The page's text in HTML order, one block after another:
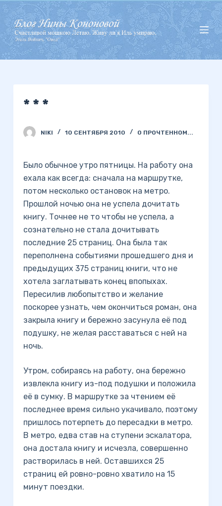
П
е
р
е
й
* * *
NIKI 10 СЕНТЯБРЯ 2010 О ПРОЧТЕННОМ...
Было обычное утро пятницы. На работу она
ехала как всегда: сначала на маршрутке,
потом несколько остановок на метро.
Прошлой ночью она не успела дочитать
книгу. Точнее не то чтобы не успела, а
сознательно не стала дочитывать
последние 25 страниц. Она была так
переполнена событиями прошедшего дня и
предыдущих 375 страниц книги, что не
хотела заглатывать конец впопыхах.
Пересилив любопытство и желание
поскорее узнать, чем окончиться роман, она
закрыла книгу и бережно засунула её под
подушку, не желая расставаться с ней на
ночь.
Утром, собираясь на работу, она бережно
извлекла книгу из-под подушки и положила
её в сумку. В маршрутке за чтением её
последнее время сильно укачивало, поэтому
пришлось потерпеть до пересадки в метро.
В метро, едва став на ступени эскалатора,
она достала книгу и исчезла, совершенно
растворилась в ней. Оставшихся 25
страниц ей ровно-ровно хватило на 15
минут поездки.